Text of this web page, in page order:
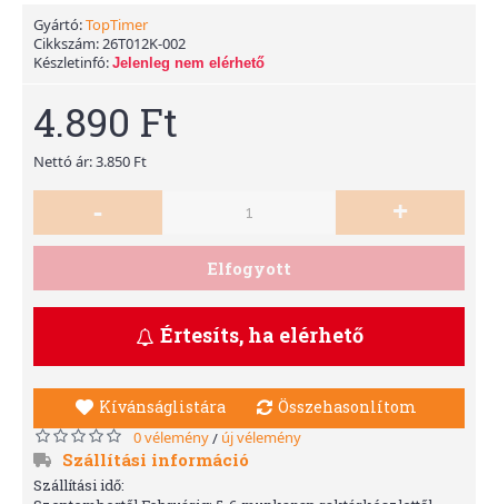
Gyártó:TopTimer
Cikkszám:26T012K-002
Készletinfó: Jelenleg nem elérhető
4.890 Ft
Nettó ár: 3.850 Ft
- +
Elfogyott
Értesíts, ha elérhető
Kívánságlistára Összehasonlítom
0 vélemény/ új vélemény
Szállítási információ
Szállítási idő: